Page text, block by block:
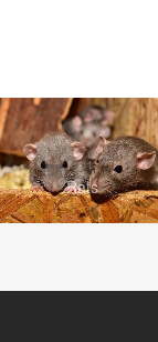
Rats